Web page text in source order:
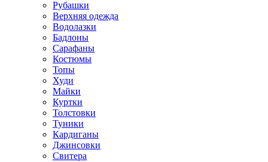
Рубашки
Верхняя одежда
Водолазки
Бадлоны
Сарафаны
Костюмы
Топы
Худи
Майки
Куртки
Толстовки
Туники
Кардиганы
Джинсовки
Свитера